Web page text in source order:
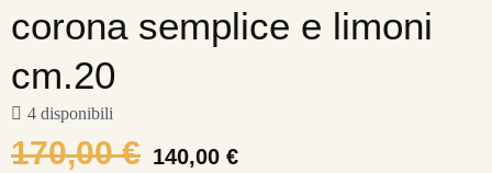
corona semplice e limoni
cm.20
4 disponibili
170,00€ 140,00 €